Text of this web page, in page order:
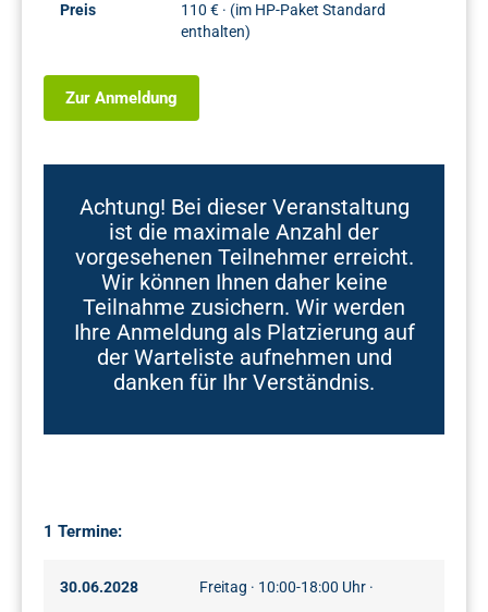
Preis
110 € · (im HP-Paket Standard
enthalten)
Zur Anmeldung
Achtung! Bei dieser Veranstaltung
ist die maximale Anzahl der
vorgesehenen Teilnehmer erreicht.
Wir können Ihnen daher keine
Teilnahme zusichern. Wir werden
Ihre Anmeldung als Platzierung auf
der Warteliste aufnehmen und
danken für Ihr Verständnis.
1 Termine:
30.06.2028 Freitag · 10:00-18:00 Uhr ·